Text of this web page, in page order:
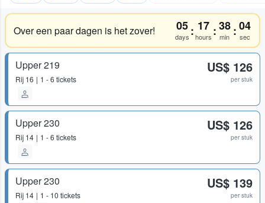
Over een paar dagen is het zover! 05
days : 17
hours :38
min :04
sec
Upper 219
Rij 16 1 - 6 tickets
US$ 126
per stuk
Upper 230
Rij 14 1 - 6 tickets
US$ 126
per stuk
Upper 230
Rij 14 1 - 10 tickets
US$ 139
per stuk